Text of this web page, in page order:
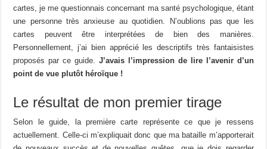
cartes, je me questionnais concernant ma santé psychologique, étant
une personne très anxieuse au quotidien. N’oublions pas que les
cartes peuvent être interprétées de bien des manières.
Personnellement, j’ai bien apprécié les descriptifs très fantaisistes
proposés par ce guide.J’avais l’impression de lire l’avenir d’un
point de vue plutôt héroïque !
Le résultat de mon premier tirage
Selon le guide, la première carte représente ce que je ressens
actuellement. Celle-ci m’expliquait donc que ma bataille m’apporterait